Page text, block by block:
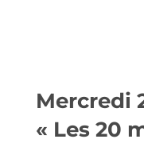
Mercredi
« Les 20